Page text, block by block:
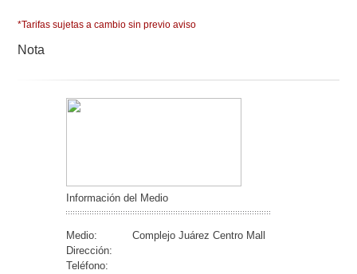
*Tarifas sujetas a cambio sin previo aviso
Nota
Información del Medio
Medio:
Complejo Juárez Centro Mall
Dirección:
Teléfono: